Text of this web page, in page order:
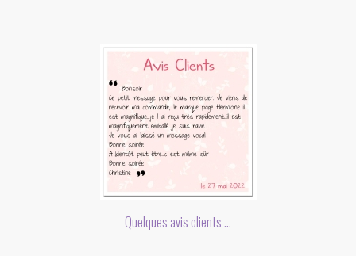
Quelques avis clients ...